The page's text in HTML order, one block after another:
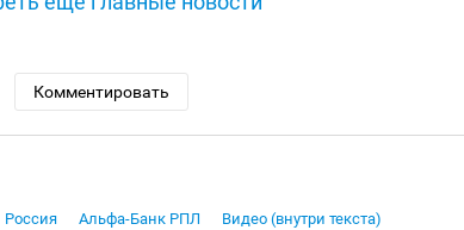
Комментировать
Россия Альфа-Банк РПЛ Видео (внутри текста)